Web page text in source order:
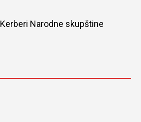
Kerberi Narodne skupštine